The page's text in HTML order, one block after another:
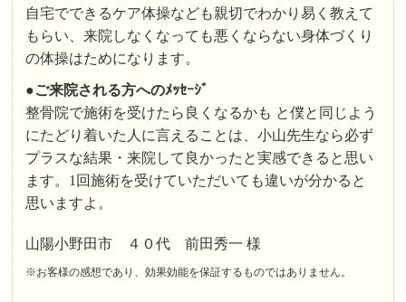
自宅でできるケア体操なども親切でわかり易く教えて
もらい、来院しなくなっても悪くならない身体づくり
の体操はためになります。
●ご来院される方へのﾒｯｾｰｼﾞ
整骨院で施術を受けたら良くなるかも と僕と同じよう
にたどり着いた人に言えることは、小山先生なら必ず
プラスな結果・来院して良かったと実感できると思い
ます。1回施術を受けていただいても違いが分かると
思いますよ。
山陽小野田市 ４０代 前田秀一 様
※お客様の感想であり、効果効能を保証するものではありません。